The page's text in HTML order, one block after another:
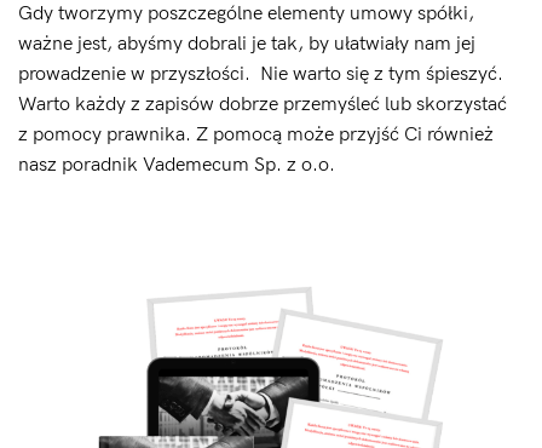
Gdy tworzymy poszczególne elementy umowy spółki,
ważne jest, abyśmy dobrali je tak, by ułatwiały nam jej
prowadzenie w przyszłości. Nie warto się z tym śpieszyć.
Warto każdy z zapisów dobrze przemyśleć lub skorzystać
z pomocy prawnika. Z pomocą może przyjść Ci również
nasz poradnik Vademecum Sp. z o.o.